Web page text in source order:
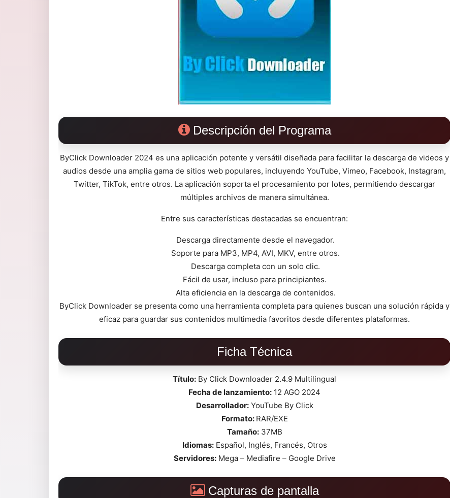
Descripción del Programa
ByClick Downloader 2024 es una aplicación potente y versátil diseñada para facilitar la descarga de videos y
audios desde una amplia gama de sitios web populares, incluyendo YouTube, Vimeo, Facebook, Instagram,
Twitter, TikTok, entre otros. La aplicación soporta el procesamiento por lotes, permitiendo descargar
múltiples archivos de manera simultánea.
Entre sus características destacadas se encuentran:
Descarga directamente desde el navegador.
Soporte para MP3, MP4, AVI, MKV, entre otros.
Descarga completa con un solo clic.
Fácil de usar, incluso para principiantes.
Alta eficiencia en la descarga de contenidos.
ByClick Downloader se presenta como una herramienta completa para quienes buscan una solución rápida y
eficaz para guardar sus contenidos multimedia favoritos desde diferentes plataformas.
Ficha Técnica
Título: By Click Downloader 2.4.9 Multilingual
Fecha de lanzamiento: 12 AGO 2024
Desarrollador:YouTube By Click
Formato: RAR/EXE
Tamaño:37MB
Idiomas:Español, Inglés, Francés, Otros
Servidores:Mega – Mediafire – Google Drive
Capturas de pantalla